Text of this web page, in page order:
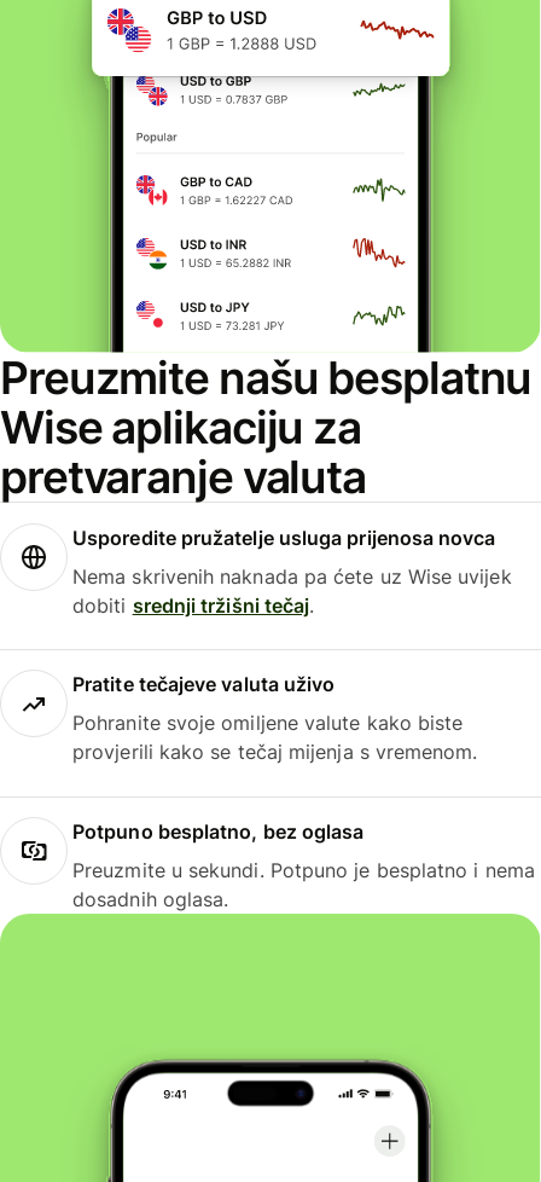
Preuzmite našu besplatnu
Wise aplikaciju za
pretvaranje valuta
Usporedite pružatelje usluga prijenosa novca
Nema skrivenih naknada pa ćete uz Wise uvijek
dobiti srednji tržišni tečaj.
Pratite tečajeve valuta uživo
Pohranite svoje omiljene valute kako biste
provjerili kako se tečaj mijenja s vremenom.
Potpuno besplatno, bez oglasa
Preuzmite u sekundi. Potpuno je besplatno i nema
dosadnih oglasa.